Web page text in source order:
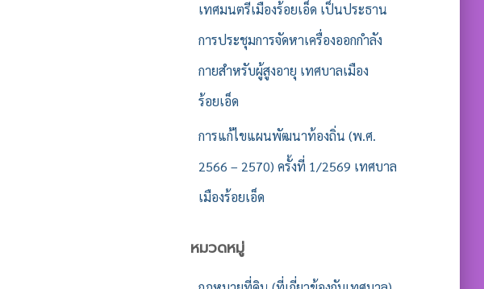
เทศมนตรีเมืองร้อยเอ็ด เป็นประธาน
การประชุมการจัดหาเครื่องออกกำลัง
กายสำหรับผู้สูงอายุ เทศบาลเมือง
ร้อยเอ็ด
การแก้ไขแผนพัฒนาท้องถิ่น (พ.ศ.
2566 – 2570) ครั้งที่ 1/2569 เทศบาล
เมืองร้อยเอ็ด
หมวดหมู่